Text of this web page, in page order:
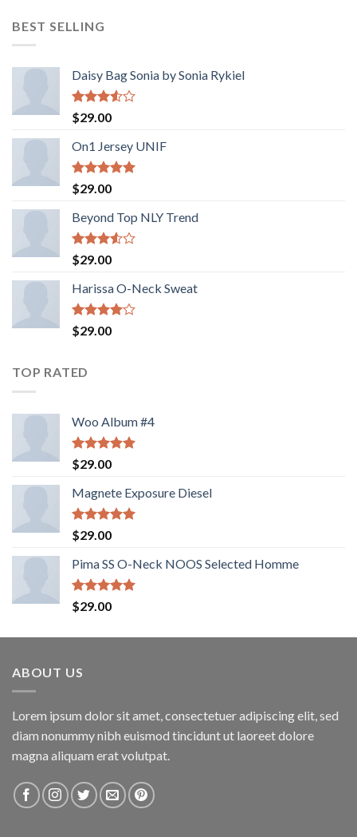
5
BEST SELLING
Daisy Bag Sonia by Sonia Rykiel
Valorado
con
3.50 de
5
$29.00
On1 Jersey UNIF
Valorado
con
de 5
$29.00
Beyond Top NLY Trend
Valorado
con
3.50 de
5
$29.00
Harissa O-Neck Sweat
Valorado
con
$29.00
TOP RATED
Woo Album #4
Valorado
con
de 5
$29.00
Magnete Exposure Diesel
Valorado
con
de 5
$29.00
Pima SS O-Neck NOOS Selected Homme
Valorado
con
$29.00
ABOUT US
Lorem ipsum dolor sit amet, consectetuer adipiscing elit, sed
diam nonummy nibh euismod tincidunt ut laoreet dolore
magna aliquam erat volutpat.